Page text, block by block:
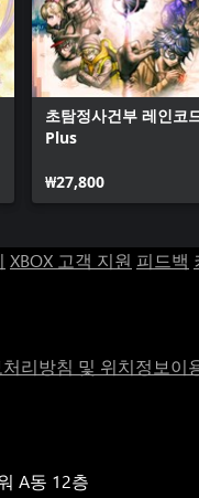
초탐정사건부 레인코
Plus
₩27,800
XBOX 고객 지원 피드백
리방침 및 위치정보이
A동 12층